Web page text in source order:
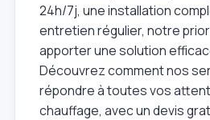
24h/7j, une installation
entretien régulier, notre
apporter une solution
Découvrez comment nos
répondre à toutes vos
chauffage, avec un devis